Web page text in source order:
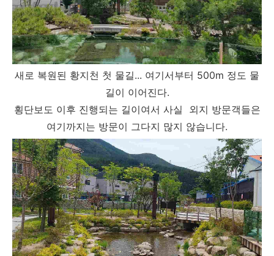
새로 복원된 황지천 첫 물길... 여기서부터 500m 정도 물
길이 이어진다.
횡단보도 이후 진행되는 길이여서 사실 외지 방문객들은
여기까지는 방문이 그다지 많지 않습니다.